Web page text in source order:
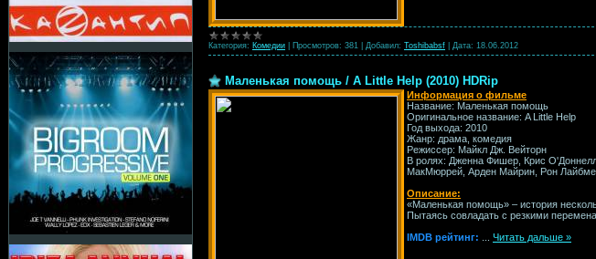
Категория: Комедии Просмотров: 381 Добавил: Toshibabsf Дата: 18.06.2012
Маленькая помощь / A Little Help (2010) HDRip
Информация о фильме
Название: Маленькая помощь
Оригинальное название: A Little Help
Год выхода: 2010
Жанр: драма, комедия
Режиссер: Майкл Дж. Вейторн
В ролях: Дженна Фишер, Крис
МакМюррей, Арден Майрин, Рон
Описание:
«Маленькая помощь» – история
Пытаясь совладать с резкими
IMDB рейтинг:
Читать дальше »